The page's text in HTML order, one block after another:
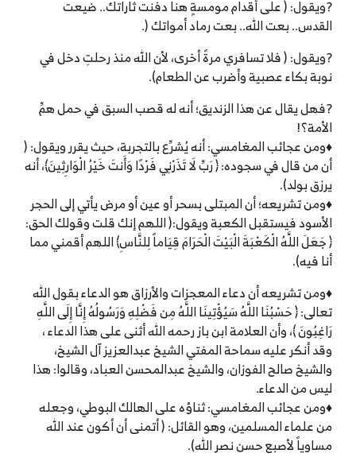
?ويقول: ( على أقدام مومسةٍ هنا دفنت ثاراتك.. ضيعت
القدس.. بعت الله.. بعت رماد أمواتك (.
?ويقول: ( فلا تسافري مرةً أخرى، لأن الله منذ رحلتِ دخل في
نوبة بكاء عصبية وأضرب عن الطعام).
?فهل يقال عن هذا الزنديق؛ أنه له قصب السبق في حمل همِّ
الأمة؟!
♦ومن عجائب المغامسي: أنه يُشرِّع بالتجربة، حيث يقرر ويقول: (
أن من قال في سجوده: ﴿ رَبِّ لَا تَذَرْنِي فَرْدًا وَأَنتَ خَيْرُ الْوَارِثِينَ﴾، أنه
يرزق بولد).
♦ومن تشريعه؛ أن المبتلى بسحر أو عين أو مرض يأتي إلى الحجر
الأسود فيستقبل الكعبة ويقول:( اللهم إنك قلت وقولك الحق:
﴿ جَعَلَ اللَّهُ الْكَعْبَةَ الْبَيْتَ الْحَرَامَ قِيَاماً لِلنَّاسِ﴾ اللهم أقمني مما
أنا فيه).
♦ومن تشريعه أن دعاء المعجزات والأرزاق هو الدعاء بقول الله
تعالى: ﴿ حَسْبُنَا اللَّهُ سَيُؤْتِينَا اللَّهُ مِن فَضْلِهِ وَرَسُولُهُ إِنَّا إِلَى اللَّهِ
رَاغِبُونَ ﴾، وأن العلامة ابن باز رحمه الله أثنى على هذا الدعاء ،
وقد أنكر عليه سماحة المفتي الشيخ عبدالعزيز آل الشيخ،
والشيخ صالح الفوزان، والشيخ عبدالمحسن العباد، وقالوا: هذا
ليس من الدعاء.
♦ومن عجائب المغامسي: ثناؤه على الهالك البوطي، وجعله
من علماء المسلمين، وهو القائل: ( أتمنى أن أكون عند الله
مساوياً لأصبع حسن نصر الله).